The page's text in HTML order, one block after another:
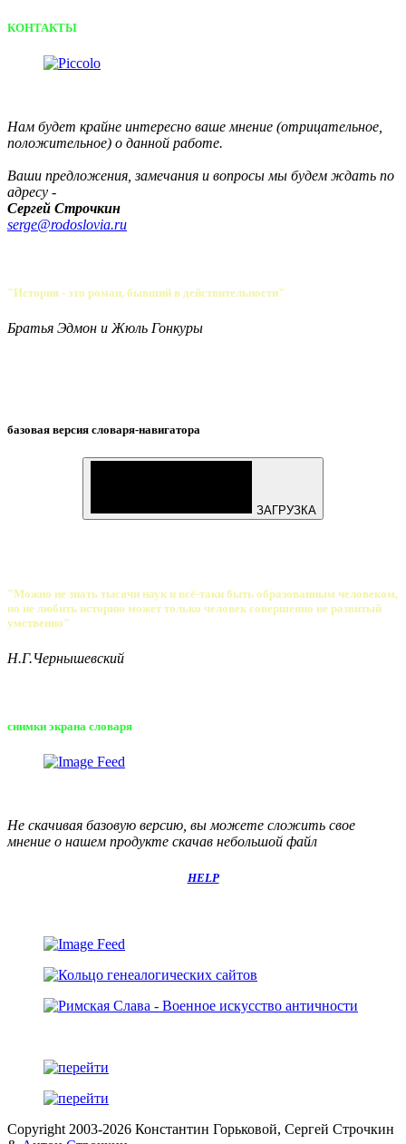
КОНТАКТЫ
Нам будет крайне интересно ваше мнение (отрицательное,
положительное) о данной работе.
Ваши предложения, замечания и вопросы мы будем ждать по
адресу -
Сергей Строчкин
serge@rodoslovia.ru
"История - это роман, бывший в действительности"
Братья Эдмон и Жюль Гонкуры
базовая версия словаря-навигатора
ЗАГРУЗКА
"Можно не знать тысячи наук и всё-таки быть образованным человеком,
но не любить историю может только человек совершенно не развитый
умственно"
Н.Г.Чернышевский
снимки экрана словаря
Не скачивая базовую версию, вы можете сложить свое
мнение о нашем продукте скачав небольшой файл
HELP
Copyright 2003-2026 Константин Горьковой, Сергей Строчкин